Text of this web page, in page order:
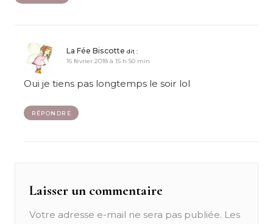
La Fée Biscotte dit :
16 février 2018 à 15 h 50 min
Oui je tiens pas longtemps le soir lol
RÉPONDRE
Laisser un commentaire
Votre adresse e-mail ne sera pas publiée. Les